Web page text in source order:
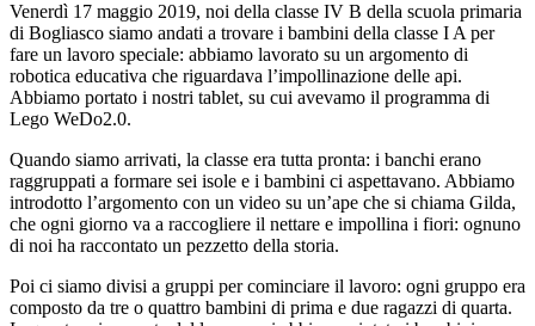
Venerdì 17 maggio 2019, noi della classe IV B della scuola primaria
di Bogliasco siamo andati a trovare i bambini della classe I A per
fare un lavoro speciale: abbiamo lavorato su un argomento di
robotica educativa che riguardava l’impollinazione delle api.
Abbiamo portato i nostri tablet, su cui avevamo il programma di
Lego WeDo2.0.
Quando siamo arrivati, la classe era tutta pronta: i banchi erano
raggruppati a formare sei isole e i bambini ci aspettavano. Abbiamo
introdotto l’argomento con un video su un’ape che si chiama Gilda,
che ogni giorno va a raccogliere il nettare e impollina i fiori: ognuno
di noi ha raccontato un pezzetto della storia.
Poi ci siamo divisi a gruppi per cominciare il lavoro: ogni gruppo era
composto da tre o quattro bambini di prima e due ragazzi di quarta.